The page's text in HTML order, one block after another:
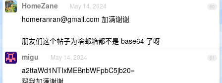
60
HomeZane May 14, 2024
homeranran@gmail.com 加满谢谢
朋友们这个帖子为啥邮箱都不是 base64 了呀
61
migu May 14, 2024
a2ttaWd1NTIxMEBnbWFpbC5jb20=
帮我加满谢谢